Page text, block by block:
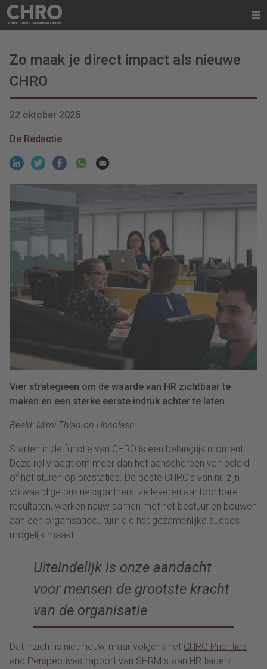
Zo maak je direct impact als nieuwe
CHRO
22 oktober 2025
De Redactie
Vier strategieën om de waarde van HR zichtbaar te
maken en een sterke eerste indruk achter te laten.
Beeld: Mimi Thian on Unsplash
Starten in de functie van CHRO is een belangrijk moment.
Deze rol vraagt om meer dan het aanscherpen van beleid
of het sturen op prestaties. De beste CHRO’s van nu zijn
volwaardige businesspartners: ze leveren aantoonbare
resultaten, werken nauw samen met het bestuur en bouwen
aan een organisatiecultuur die het gezamenlijke succes
mogelijk maakt.
Uiteindelijk is onze aandacht
voor mensen de grootste kracht
van de organisatie
Dat inzicht is niet nieuw, maar volgens het CHRO Priorities
and Perspectives-rapport van SHRM staan HR-leiders